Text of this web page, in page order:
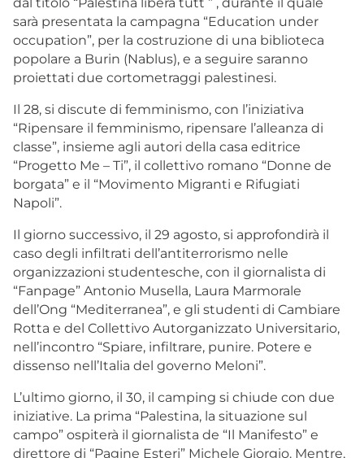
sarà presentata la campagna “Education under
occupation”, per la costruzione di una biblioteca
popolare a Burin (Nablus), e a seguire saranno
proiettati due cortometraggi palestinesi.
Il 28, si discute di femminismo, con l’iniziativa
“Ripensare il femminismo, ripensare l’alleanza di
classe”, insieme agli autori della casa editrice
“Progetto Me – Ti”, il collettivo romano “Donne de
borgata” e il “Movimento Migranti e Rifugiati
Napoli”.
Il giorno successivo, il 29 agosto, si approfondirà il
caso degli infiltrati dell’antiterrorismo nelle
organizzazioni studentesche, con il giornalista di
“Fanpage” Antonio Musella, Laura Marmorale
dell’Ong “Mediterranea”, e gli studenti di Cambiare
Rotta e del Collettivo Autorganizzato Universitario,
nell’incontro “Spiare, infiltrare, punire. Potere e
dissenso nell’Italia del governo Meloni”.
L’ultimo giorno, il 30, il camping si chiude con due
iniziative. La prima “Palestina, la situazione sul
campo” ospiterà il giornalista de “Il Manifesto” e
direttore di “Pagine Esteri” Michele Giorgio. Mentre,